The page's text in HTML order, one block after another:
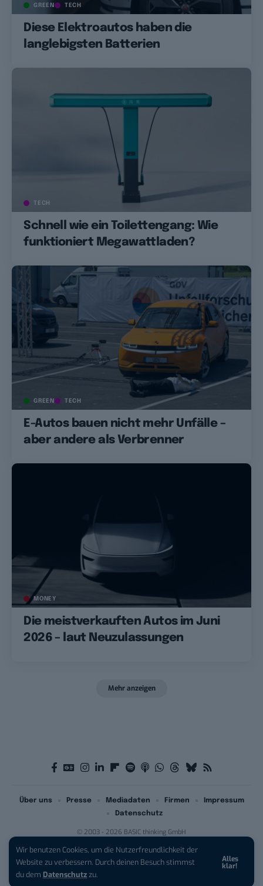
Wir benutzen Cookies, um die Nutzerfreundlichkeit der
Website zu verbessern. Durch deinen Besuch stimmst
du dem Datenschutzzu.
Alles
klar!
GREEN TECH
Diese Elektroautos haben die
langlebigsten Batterien
TECH
Schnell wie ein Toilettengang: Wie
funktioniert Megawattladen?
GREEN TECH
E-Autos bauen nicht mehr Unfälle –
aber andere als Verbrenner
MONEY
Die meistverkauften Autos im Juni
2026 – laut Neuzulassungen
Mehr anzeigen
© 2003 - 2026 BASIC thinking GmbH
Über uns Presse Mediadaten Firmen
Impressum
Datenschutz
iPhone 17 Pro sichern:Für 1 € +
200 € Hardware-Bonus!